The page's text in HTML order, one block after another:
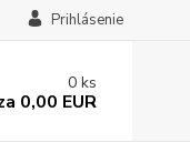
Prihlásenie
0 ks
0,00 EUR